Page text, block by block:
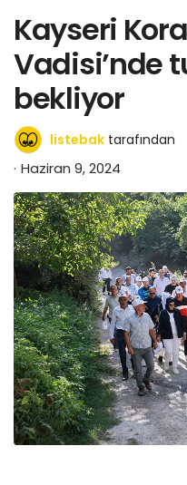
Kayseri
Vadisi’nde
bekliyor
listebak tarafından
Haziran 9, 2024